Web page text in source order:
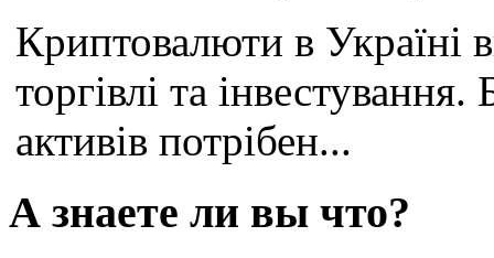
Криптовалюти в Україні
торгівлі та
активів потрібен...
А знаете ли вы что?